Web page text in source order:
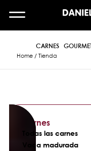
CARNES GOURMET
Home/ Tienda
Carnes
Todas las carnes
Vaca madurada